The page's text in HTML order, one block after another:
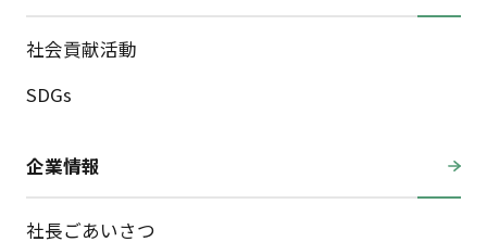
社会貢献活動
SDGs
企業情報
社長ごあいさつ